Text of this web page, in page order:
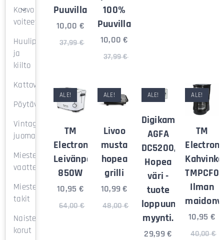
Kasvo
voiteet
Huulipuna
ja
kiilto
Kattovalaisimet
Pöytävalaisimet
Vintage
juomalasit
Miesten
vaatteet
Miesten
takit
Naisten
korut
Puuvillaa
10,00 €
37,99€
100%
Puuvillaa
10,00 €
37,99€
TM
Electron
Leivänpaahdin
850W
ALE!
10,95 €
64,00€
Livoo
musta
hopea
grilli
ALE!
10,99€
48,00€
Digikamera
AGFA
DC5200,
Hopea
väri -
tuote
loppuun
myynti.
ALE!
29,99€
TM
Electron
Ilman
ALE!
10,95 €
40,00€